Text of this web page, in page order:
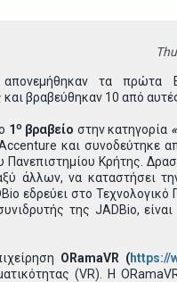
τα πρώτα
βραβεύθηκαν 10 από
1 ο βραβείο στην κατηγορία
και συνοδεύτηκε
Κρήτης.
άλλων, να καταστήσει
εδρεύει στο Τεχνολογικό
της JADBio,
ORamaVR (https://
(VR). Η